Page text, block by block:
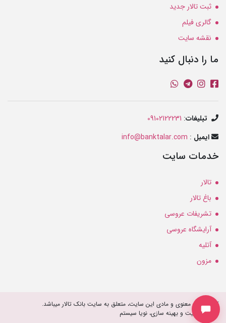
ثبت تالار جدید
گالری فیلم
نقشه سایت
ما را دنبال کنید
تبلیغات:
09102122231
ایمیل :
info@banktalar.com
خدمات سایت
تالار
باغ تالار
تشریفات عروسی
آرایشگاه عروسی
آتلیه
مزون
کلیه حقوق معنوی و مادی این سایت، متعلق به سایت بانک تالار میباشد.
طراحی سایت و بهینه سازی، نویا سیستم